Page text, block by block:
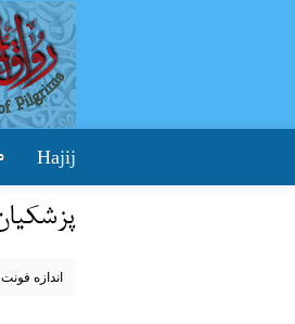
Hajij
اندازه فونت